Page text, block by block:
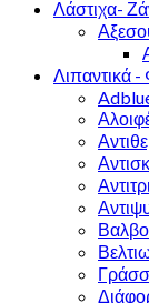
Λάστιχα-
Λιπαντικά -